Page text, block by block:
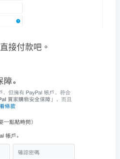
接付款吧。